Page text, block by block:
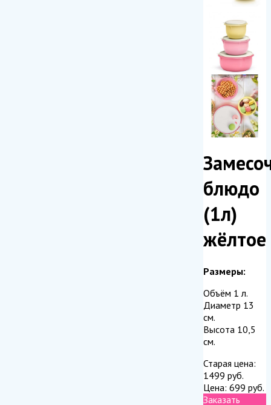
блюдо
(1л)
жёлтое
Размеры:
Объём 1 л.
Диаметр 13
см.
Высота 10,5
см.
Старая цена:
1499 руб.
Цена: 699 руб.
Заказать